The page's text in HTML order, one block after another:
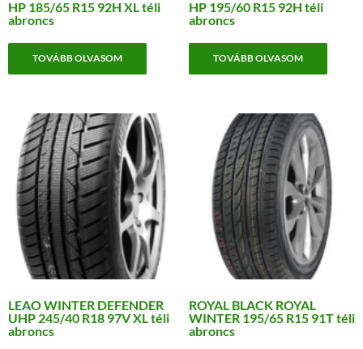
HP 185/65 R15 92H XL téli
abroncs
TOVÁBB OLVASOM
HP 195/60 R15 92H téli
abroncs
TOVÁBB OLVASOM
LEAO WINTER DEFENDER
UHP 245/40 R18 97V XL téli
abroncs
ROYAL BLACK ROYAL
WINTER 195/65 R15 91T téli
abroncs